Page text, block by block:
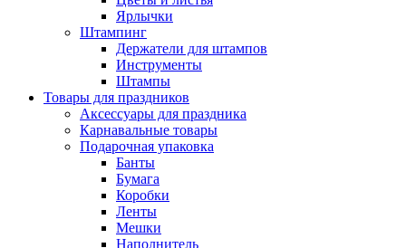
Ярлычки
Штампинг
Держатели для штампов
Инструменты
Штампы
Товары для праздников
Аксессуары для праздника
Карнавальные товары
Подарочная упаковка
Банты
Бумага
Коробки
Ленты
Мешки
Наполнитель